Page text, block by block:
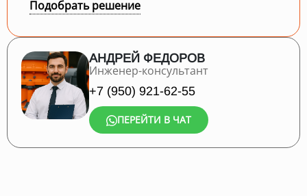
Подобрать решение
АНДРЕЙ ФЕДОРОВ
Инженер-консультант
+7 (950) 921-62-55
ПЕРЕЙТИ В ЧАТ